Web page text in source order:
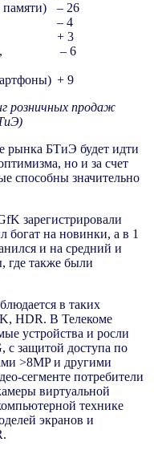
памяти)
– 26
– 4
+ 3
– 6
+ 9
розничных продаж
рынка БТиЭ будет идти
но и за счет
способны значительно
зарегистрировали
богат на новинки, а в 1
и на средний и
где также были
в таких
HDR. В Телекоме
устройства и росли
с защитой доступа по
>8MP и другими
сегменте потребители
виртуальной
технике
экранов и